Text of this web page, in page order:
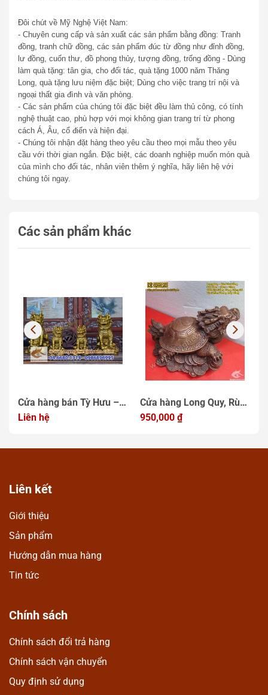
Đôi chút về Mỹ Nghệ Việt Nam:
- Chuyên cung cấp và sản xuất các sản phẩm bằng đồng: Tranh
đồng, tranh chữ đồng, các sản phẩm đúc từ đồng như đỉnh đồng,
lư đồng, cuốn thư, đồ phong thủy, tượng đồng, trống đồng - Dùng
làm quà tặng: tân gia, cho đối tác, quà tặng 1000 năm Thăng
Long, quà tặng lưu niệm đặc biệt; Dùng cho việc trang trí nội và
ngoại thất gia đình và văn phòng.
- Các sản phẩm của chúng tôi đặc biệt đều làm thủ công, có tính
nghệ thuật cao, phù hợp với mọi không gian trang trí từ phong
cách Á, Âu, cổ điển và hiện đại.
- Chúng tôi nhận đặt hàng theo yêu cầu theo mọi mẫu theo yêu
cầu với thời gian ngắn. Đặc biệt, các doanh nghiệp muốn món quà
của mình cho đối tác, nhân viên thêm ý nghĩa, hãy liên hệ với
chúng tôi ngay.
Các sản phẩm khác
Cửa hàng bán Tỳ Hưu –
con vật linh thiêng Số
Liên hệ
Cửa hàng Long Quy, Rùa
đầu rồng phong thủy
950,000 ₫
Liên kết
Giới thiệu
Sản phẩm
Hướng dẫn mua hàng
Tin tức
Chính sách
Chính sách đổi trả hàng
Chính sách vận chuyển
Quy định sử dụng